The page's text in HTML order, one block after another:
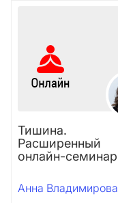
Тишина.
Расширенный
онлайн-семинар
Анна Владимирова